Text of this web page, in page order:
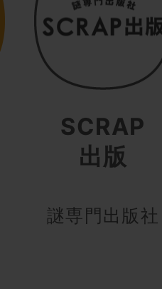
SCRAP
出版
謎専門出版社